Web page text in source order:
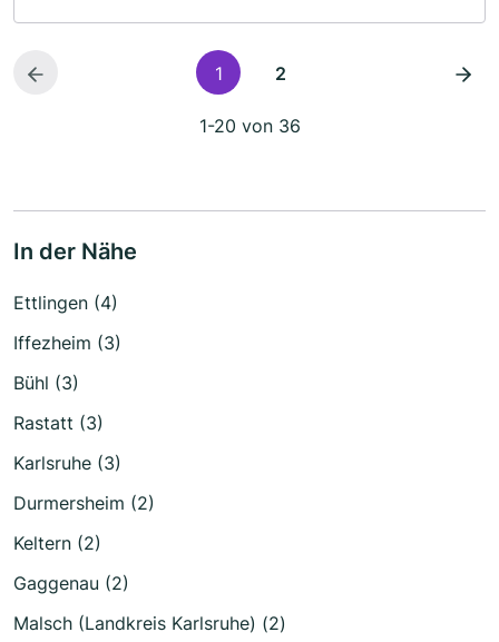
1 2
1-20 von 36
In der Nähe
Ettlingen (4)
Iffezheim (3)
Bühl (3)
Rastatt (3)
Karlsruhe (3)
Durmersheim (2)
Keltern (2)
Gaggenau (2)
Malsch (Landkreis Karlsruhe) (2)